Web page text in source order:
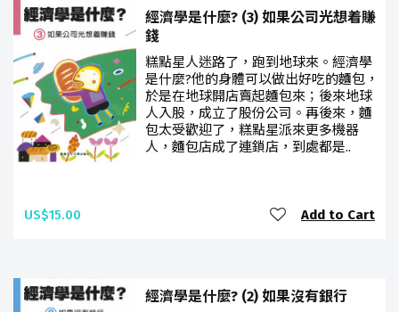
經濟學是什麼? (3) 如果公司光想着賺
錢
糕點星人迷路了，跑到地球來。經濟學
是什麼?他的身體可以做出好吃的麵包，
於是在地球開店賣起麵包來；後來地球
人入股，成立了股份公司。再後來，麵
包太受歡迎了，糕點星派來更多機器
人，麵包店成了連鎖店，到處都是..
US$15.00 Add to Cart
經濟學是什麼? (2) 如果沒有銀行